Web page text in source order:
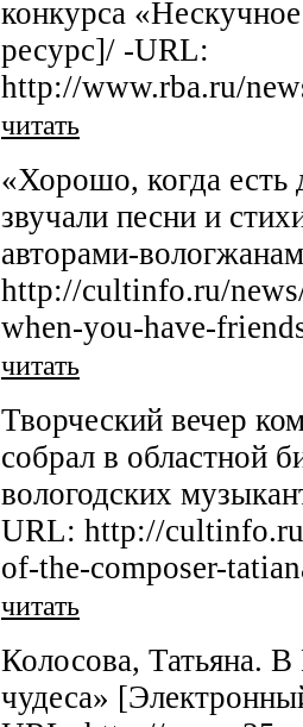
конкурса
ресурс]/ -URL:
http://www.rba.ru/
читать
«Хорошо, когда есть
звучали песни и
авторами-
http://cultinfo.ru/
when-you-have-
читать
Творческий вечер
собрал в областной
вологодских
URL: http://
of-the-composer-
читать
Колосова, Татьяна.
чудеса»